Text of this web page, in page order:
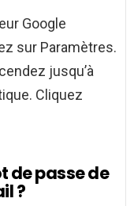
Google
sur Paramètres.
jusqu’à
Cliquez
de passe de
?